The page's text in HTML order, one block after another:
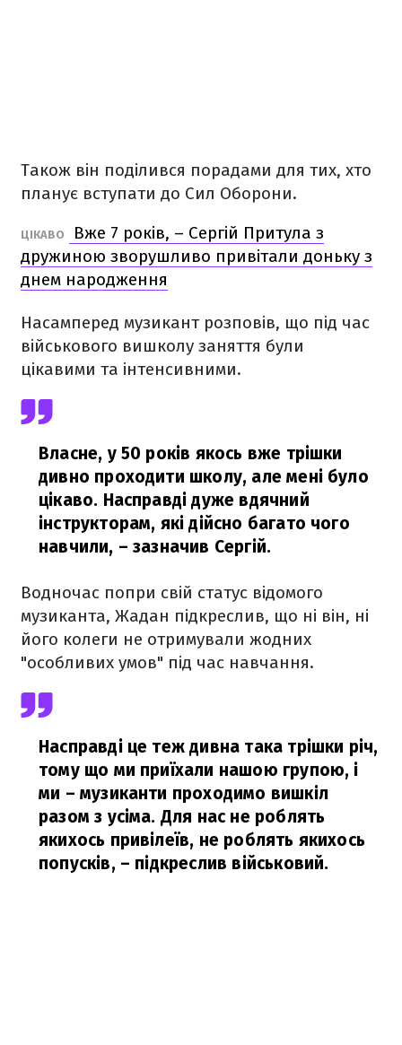
Також він поділився порадами для тих, хто
планує вступати до Сил Оборони.
ЦІКАВО
Вже 7 років, – Сергій Притула з
дружиною зворушливо привітали доньку з
днем народження
Насамперед музикант розповів, що під час
військового вишколу заняття були
цікавими та інтенсивними.
Власне, у 50 років якось вже трішки
дивно проходити школу, але мені було
цікаво. Насправді дуже вдячний
інструкторам, які дійсно багато чого
навчили, – зазначив Сергій.
Водночас попри свій статус відомого
музиканта, Жадан підкреслив, що ні він, ні
його колеги не отримували жодних
"особливих умов" під час навчання.
Насправді це теж дивна така трішки річ,
тому що ми приїхали нашою групою, і
ми – музиканти проходимо вишкіл
разом з усіма. Для нас не роблять
якихось привілеїв, не роблять якихось
попусків, – підкреслив військовий.